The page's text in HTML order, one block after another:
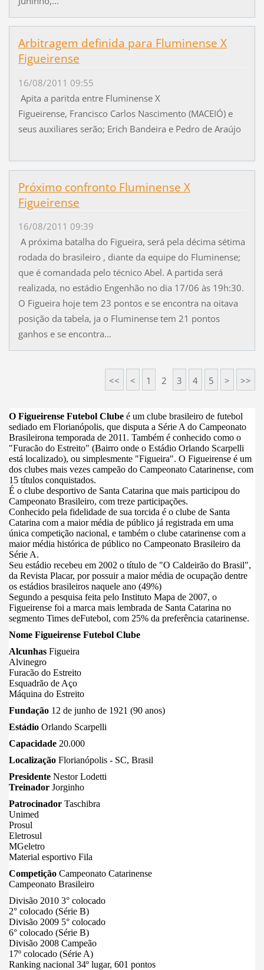
Arbitragem definida para Fluminense X
Figueirense
16/08/2011 09:55
Apita a paritda entre Fluminense X
Figueirense, Francisco Carlos Nascimento (MACEIÓ) e
seus auxiliares serão; Erich Bandeira e Pedro de Araújo
Próximo confronto Fluminense X
Figueirense
16/08/2011 09:39
A próxima batalha do Figueira, será pela décima sétima
rodada do brasileiro , diante da equipe do Fluminense;
que é comandada pelo técnico Abel. A partida será
realizada, no estádio Engenhão no dia 17/06 às 19h:30.
O Figueira hoje tem 23 pontos e se encontra na oitava
posição da tabela, ja o Fluminense tem 21 pontos
ganhos e se encontra...
<< < 1 2 3 4 5 > >>
O Figueirense Futebol Clubeé um clube brasileiro de futebol
sediado em Florianópolis, que disputa a Série A do Campeonato
Brasileirona temporada de 2011. Também é conhecido como o
"Furacão do Estreito" (Bairro onde o Estádio Orlando Scarpelli
está localizado), ou simplesmente "Figueira". O Figueirense é um
dos clubes mais vezes campeão do Campeonato Catarinense, com
15 títulos conquistados.
É o clube desportivo de Santa Catarina que mais participou do
Campeonato Brasileiro, com treze participações.
Conhecido pela fidelidade de sua torcida é o clube de Santa
Catarina com a maior média de público já registrada em uma
única competição nacional, e também o clube catarinense com a
maior média histórica de público no Campeonato Brasileiro da
Série A.
Seu estádio recebeu em 2002 o título de "O Caldeirão do Brasil",
da Revista Placar, por possuir a maior média de ocupação dentre
os estádios brasileiros naquele ano (49%)
Segundo a pesquisa feita pelo Instituto Mapa de 2007, o
Figueirense foi a marca mais lembrada de Santa Catarina no
segmento Times deFutebol, com 25% da preferência catarinense.
Nome Figueirense Futebol Clube
AlcunhasFigueira
Alvinegro
Furacão do Estreito
Esquadrão de Aço
Máquina do Estreito
Fundação12 de junho de 1921 (90 anos)
EstádioOrlando Scarpelli
Capacidade20.000
LocalizaçãoFlorianópolis - SC, Brasil
PresidenteNestor Lodetti
TreinadorJorginho
PatrocinadorTaschibra
Unimed
Prosul
Eletrosul
MGeletro
Material esportivo Fila
CompetiçãoCampeonato Catarinense
Campeonato Brasileiro
Divisão 2010 3° colocado
2° colocado (Série B)
Divisão 2009 5° colocado
6° colocado (Série B)
Divisão 2008 Campeão
17º colocado (Série A)
Ranking nacional 34º lugar, 601 pontos